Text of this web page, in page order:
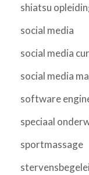
shiatsu
social media
social media
social media
software
speciaal
sportmassage